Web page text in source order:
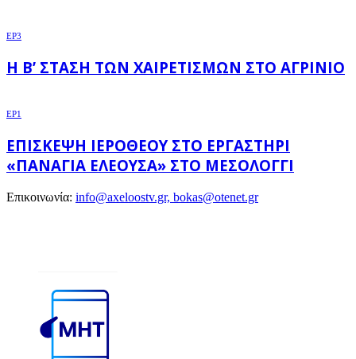
EP3
Η Β’ ΣΤΆΣΗ ΤΩΝ ΧΑΙΡΕΤΙΣΜΏΝ ΣΤΟ ΑΓΡΊΝΙΟ
EP1
ΕΠΊΣΚΕΨΗ ΙΕΡΌΘΕΟΥ ΣΤΟ ΕΡΓΑΣΤΉΡΙ
«ΠΑΝΑΓΊΑ ΕΛΕΟΎΣΑ» ΣΤΟ ΜΕΣΟΛΌΓΓΙ
Επικοινωνία: info@axeloostv.gr, bokas@otenet.gr